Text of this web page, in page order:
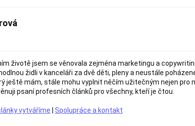
životě jsem se věnovala zejména marketingu a
židli v kanceláři za dvě děti, pleny a neustále
ještě mám, stále mohu vyplnit něčím užitečným nejen pro
psaní profesních článků pro všechny, kteří je čtou.
vytváříme | Spolupráce a kontakt